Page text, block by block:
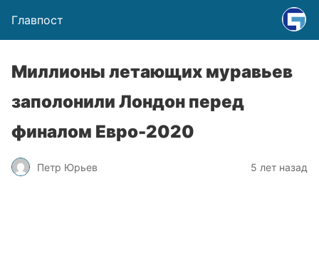
Главпост
Миллионы летающих муравьев
заполонили Лондон перед
финалом Евро-2020
Петр Юрьев 5 лет назад